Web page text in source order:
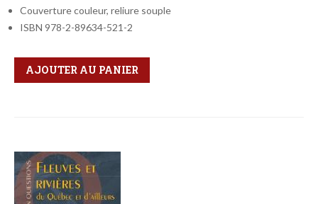
Couverture couleur, reliure souple
ISBN 978-2-89634-521-2
Qté
Format
AJOUTER AU PANIER